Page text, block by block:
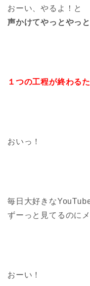
おーい、やるよ！と
声かけてやっとやっ
１つの工程が終わる
おいっ！
毎日大好きな
ずーっと見てるのに
おーい！